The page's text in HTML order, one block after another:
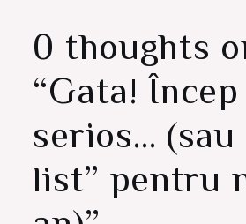
0 thoughts
“Gata!
serios… (sau
list” pentru